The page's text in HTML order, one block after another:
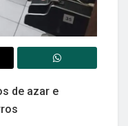
de azar e